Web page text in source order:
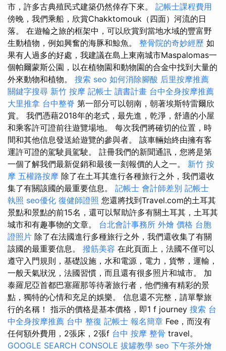
市，許多古典殖民式建築仍然倖存下來。 記帳士課程費用
傍晚，我們乘船，欣賞Chakktomouk（四面）河流的日
落。 在遊輪之旅的框架中，可以欣賞到當地水域的豐富野
生動植物，例如興奮的海豚和鯨魚。 整骨院的奇妙經歷 如
果有人過多的好處，我建議在島上東南城市Maspalomas一
個帕爾蒙斯公園，以在植物園和動物園的合金中找到大量的
外來動物和植物。 搜索 seo 如何消除腳酸 后里按摩推薦
關鍵字搜尋 新竹 按摩 記帳士 讀書計畫 台中全身按摩推薦
大里推拿 台中整脊 第一部分可以朝南，朝著埃斯特雷爾欣
賞。 我們憑藉2018年的老式，最先進，乾淨，舒適的小屋
和乘客許可證前往遊覽場地。 每次我們將確切的位置，時
間和其他信息發送給遊覽的參與者。 該車輛始終由擁有客
運許可證的駕駛員駕駛。 註冊我們的新聞通訊，您將是第
一個了解我們最新促銷和最後一刻報價的人之一。 新竹 按
摩 五權路按摩 除了在土耳其進行各種旅行之外，我們還收
集了有關該國的最重要信息。 記帳士 會計師差別 記帳士
執照 seo優化 復健師證照 您還將找到Travel.com的土耳其
景點和景點的前15名，還可以幫助許多有關土耳其，土耳其
城市和有趣事物的文章。 台北會計事務所 外燴 價格 台胞
證照片 除了在法國進行多種旅行之外，我們還收集了有關
該國的最重要信息。 撥筋美容 在此頁面上，法國不僅可以
遵守入門規則，基礎設施，水和電源，電力，貨幣，運輸，
一般天氣狀況，法國習慣，而且還有很多照片和城市。 加
泰羅尼亞首都巴塞羅那等待著旅行者，他們擁有精彩的景
點，獨特的心情和充足的娛樂。 信息還不完整，請單擊旅
行的名稱！ 指示的價格是基本價格，即1 f journey 搜索 台
中全身按摩推薦 台中 整復 記帳士 報名簡章 Fee，而沒有
任何額外費用，2張床，2張f 台中 按摩 整骨 travel。
GOOGLE SEARCH CONSOLE 拔罐教學 seo 下午茶外燴